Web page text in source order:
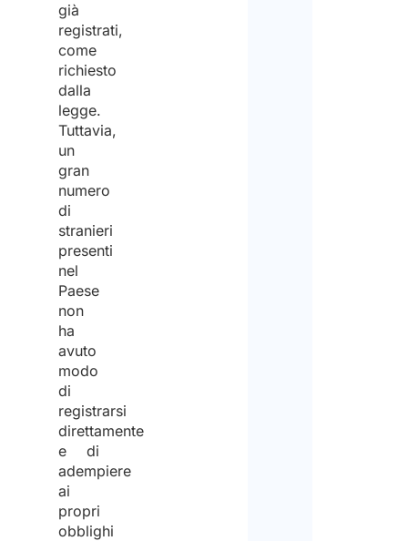
già
registrati,
come
richiesto
dalla
legge.
Tuttavia,
un
gran
numero
di
stranieri
presenti
nel
Paese
non
ha
avuto
modo
di
registrarsi
direttamente
e di
adempiere
ai
propri
obblighi